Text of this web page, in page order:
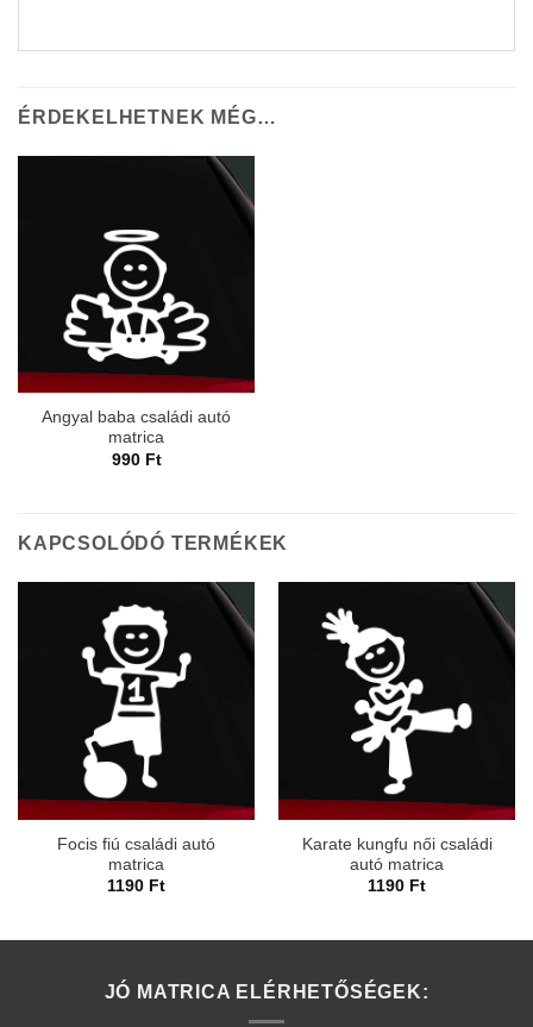
ÉRDEKELHETNEK MÉG…
Angyal baba családi autó
matrica
990 Ft
KAPCSOLÓDÓ TERMÉKEK
Focis fiú családi autó
matrica
1190 Ft
Karate kungfu női családi
autó matrica
1190 Ft
JÓ MATRICA ELÉRHETŐSÉGEK: